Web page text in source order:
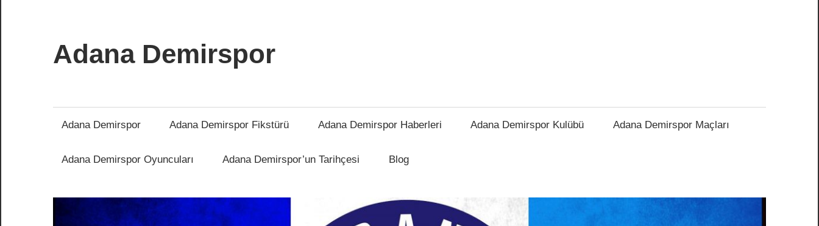
Adana Demirspor
Adana Demirspor Adana Demirspor Fikstürü Adana Demirspor Haberleri Adana Demirspor Kulübü Adana Demirspor Maçları
Adana Demirspor Oyuncuları Adana Demirspor’un Tarihçesi Blog